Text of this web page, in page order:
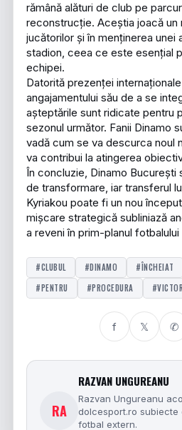
rămână alături de club pe
reconstrucție. Aceștia joacă un
jucătorilor și în menținerea
stadion, ceea ce este esențial
echipei.
Datorită prezenței
angajamentului său de a se
așteptările sunt ridicate pentru
sezonul următor. Fanii Dinamo
vadă cum se va descurca noul
va contribui la atingerea
În concluzie, Dinamo București
de transformare, iar transferul
Kyriakou poate fi un nou
mișcare strategică subliniază
a reveni în prim-planul
#CLUBUL #DINAMO #ÎNCHEIAT
#PENTRU
#PROCEDURA
f 𝕏 ✆
RA
RAZVAN UNGUREANU
Razvan Ungureanu
dolcesport.ro
fotbal extern.